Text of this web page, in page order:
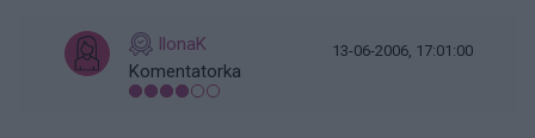
IlonaK
Komentatorka
13-06-2006, 17:01:00